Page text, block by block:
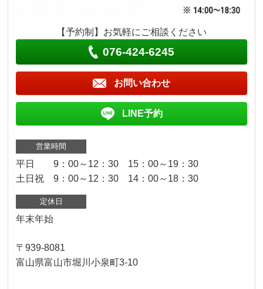
【予約制】お気軽にご相談ください
076-424-6245
お問い合わせ
LINE予約
営業時間
平日 9：00～12：30 15：00～19：30
土日祝 9：00～12：30 14：00～18：30
定休日
年末年始
〒939-8081
富山県富山市堀川小泉町3-10